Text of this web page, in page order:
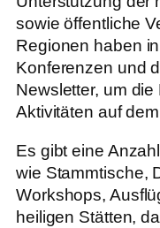
sowie öffentliche
Regionen haben
Konferenzen und
Newsletter, um
Aktivitäten auf
Es gibt eine
wie Stammtische,
Workshops,
heiligen Stätten,